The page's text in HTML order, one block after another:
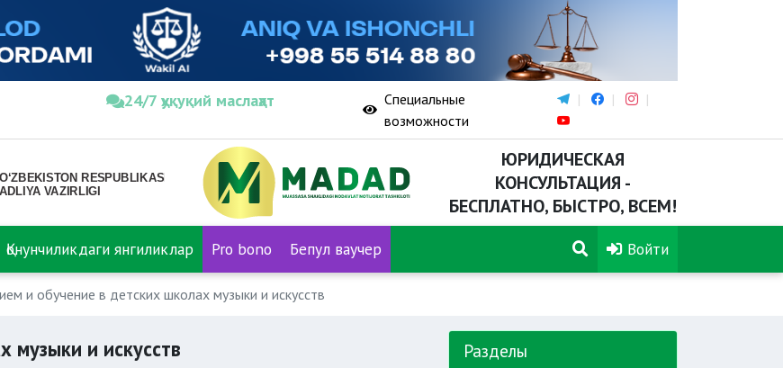
24/7 ҳуқуқий маслаҳат
Специальные
возможности
ЮРИДИЧЕСКАЯ
КОНСУЛЬТАЦИЯ -
БЕСПЛАТНО, БЫСТРО, ВСЕМ!
Қонунчиликдаги янгиликлар Pro bono Бепул ваучер Войти
и обучение в детских школах музыки и искусств
музыки и искусств Разделы